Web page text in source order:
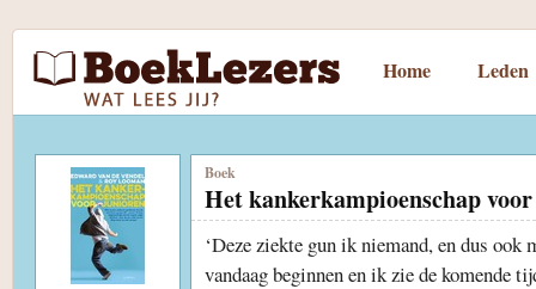
Home Leden
Boek
Het kankerkampioenschap
‘Deze ziekte gun ik niemand, en dus
vandaag beginnen en ik zie de komende